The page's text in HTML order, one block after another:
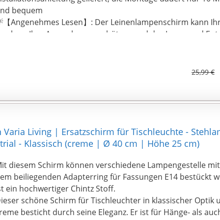
bequem
【Angenehmes Lesen】: Der Leinenlampenschirm kann
Ihre Augen besser schützen und das Lesen und
25,99 €
Living | Ersatzschirm für Tischleuchte -
- Klassisch (creme | Ø 40 cm | Höhe 25 cm)
diesem Schirm können verschiedene Lampengestelle
beiliegenden Adapterring für Fassungen E14 bestückt
ein hochwertiger Chintz Stoff.
schöne Schirm für Tischleuchter in klassischer Optik
besticht durch seine Eleganz. Er ist für Hänge- als